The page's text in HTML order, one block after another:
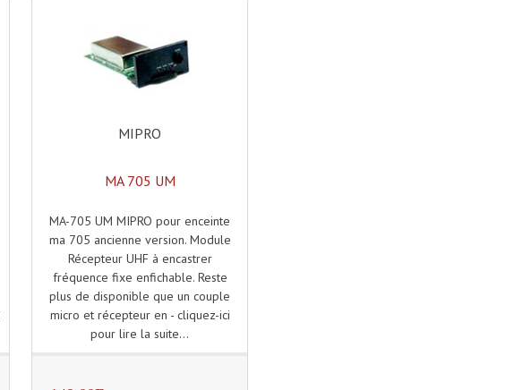
MIPRO
MA 705 UM
MA-705 UM MIPRO pour enceinte
ma 705 ancienne version. Module
Récepteur UHF à encastrer
fréquence fixe enfichable. Reste
plus de disponible que un couple
micro et récepteur en - cliquez-ici
pour lire la suite...